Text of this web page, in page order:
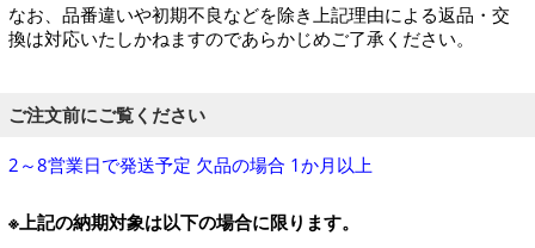
なお、品番違いや初期不良などを除き上記理由による返品・交
換は対応いたしかねますのであらかじめご了承ください。
ご注文前にご覧ください
2～8営業日で発送予定 欠品の場合 1か月以上
※上記の納期対象は以下の場合に限ります。